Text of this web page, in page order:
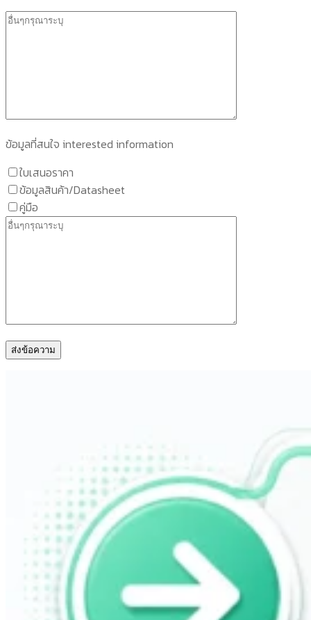
ข้อมูลที่สนใจ interested information
ใบเสนอราคา
ข้อมูลสินค้า/Datasheet
คู่มือ